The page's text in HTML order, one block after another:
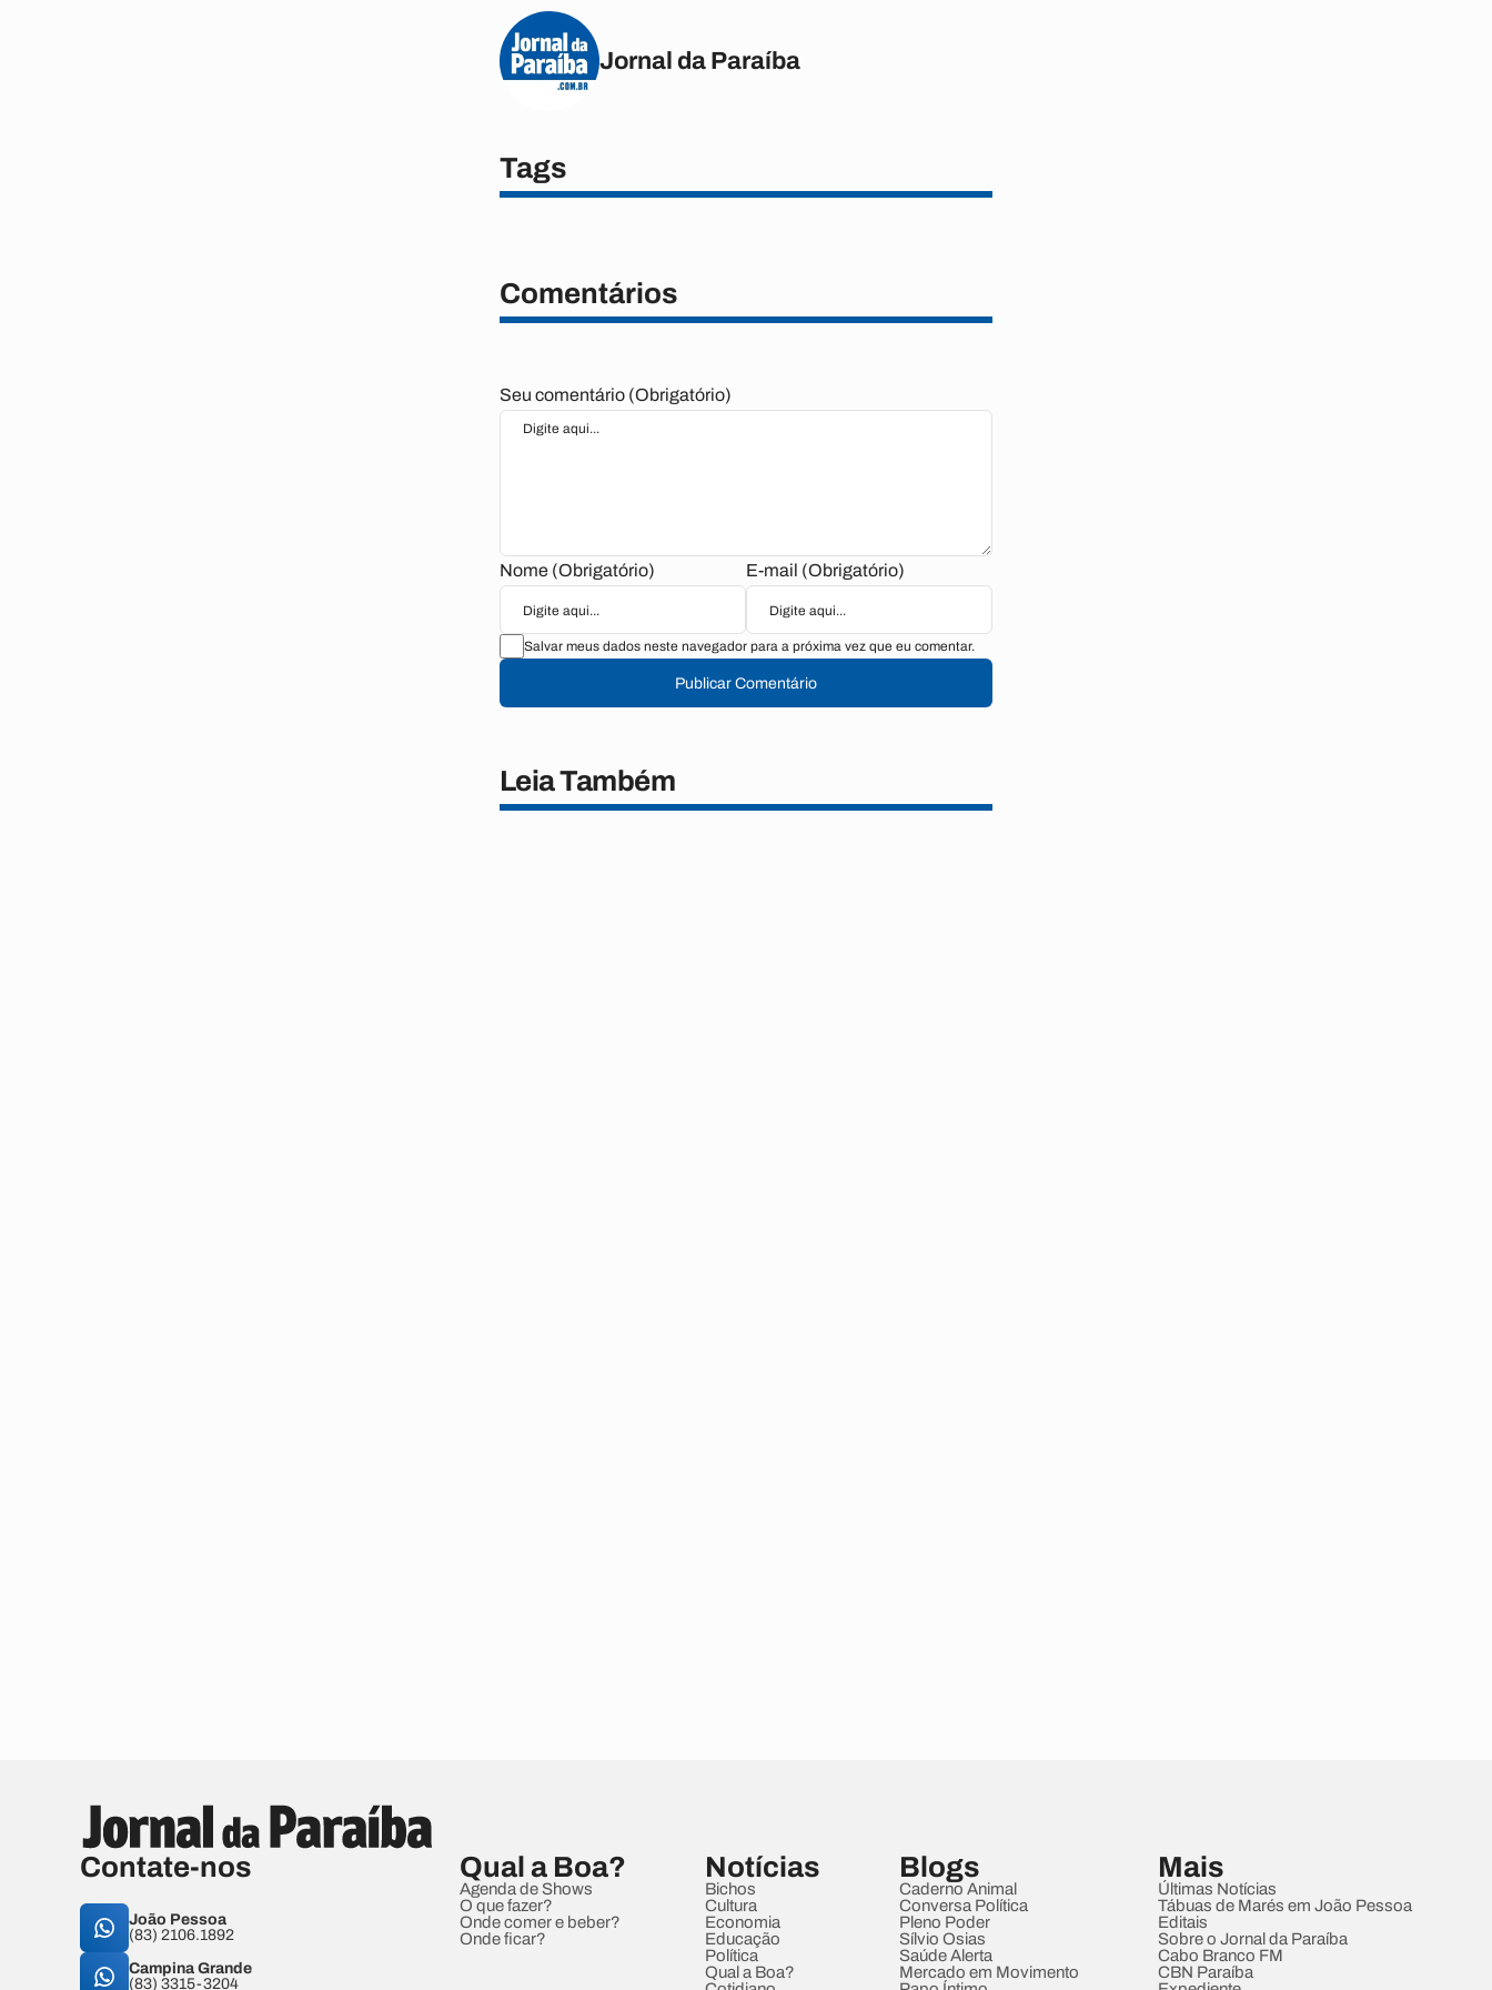
Jornal da Paraíba
Tags
Comentários
Seu comentário (Obrigatório)
Nome (Obrigatório) E-mail (Obrigatório)
Salvar meus dados neste navegador para a próxima vez que eu comentar.
Publicar Comentário
Leia Também
Contate-nos
João Pessoa
(83) 2106.1892
Campina Grande
(83) 3315-3204
Qual a Boa?
Agenda de Shows
O que fazer?
Onde comer e beber?
Onde ficar?
Notícias
Bichos
Cultura
Economia
Educação
Política
Qual a Boa?
Blogs
Caderno Animal
Conversa Política
Pleno Poder
Sílvio Osias
Saúde Alerta
Mercado em Movimento
Mais
Últimas Notícias
Tábuas de Marés em João Pessoa
Editais
Sobre o Jornal da Paraíba
Cabo Branco FM
CBN Paraíba